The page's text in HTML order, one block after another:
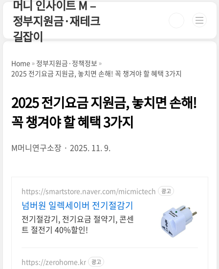
본문 바로가기
머니 인사이트 M –
정부지원금·재테크
길잡이
Home
정부지원금·정책정보
2025 전기요금 지원금, 놓치면 손해! 꼭 챙겨야 할 혜택 3가지
2025 전기요금 지원금, 놓치면 손해!
꼭 챙겨야 할 혜택 3가지
M머니연구소장 2025. 11. 9.
https://smartstore.naver.com/micmictech 광고
넘버원 일렉세이버 전기절감기
전기절감기, 전기요금 절약기, 콘센
트 절전기 40%할인!
https://zerohome.kr 광고